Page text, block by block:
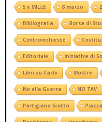
5 x MILLE 8 marzo
Bibliografia Borse di
Controinchieste
Editoriale Iniziative di
Libri su Carlo Mostre
No alla Guerra NO TAV
Partigiano Giotto